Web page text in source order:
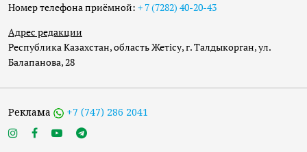
Номер телефона приёмной: + 7 (7282) 40-20-43
Адрес редакции
Республика Казахстан, область Жетісу, г. Талдыкорган, ул.
Балапанова, 28
Реклама +7 (747) 286 2041